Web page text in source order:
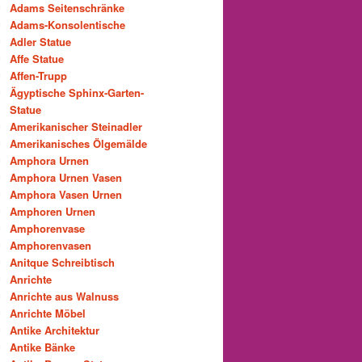
Adams Seitenschränke
Adams-Konsolentische
Adler Statue
Affe Statue
Affen-Trupp
Ägyptische Sphinx-Garten-
Statue
Amerikanischer Steinadler
Amerikanisches Ölgemälde
Amphora Urnen
Amphora Urnen Vasen
Amphora Vasen Urnen
Amphoren Urnen
Amphorenvase
Amphorenvasen
Anitque Schreibtisch
Anrichte
Anrichte aus Walnuss
Anrichte Möbel
Antike Architektur
Antike Bänke